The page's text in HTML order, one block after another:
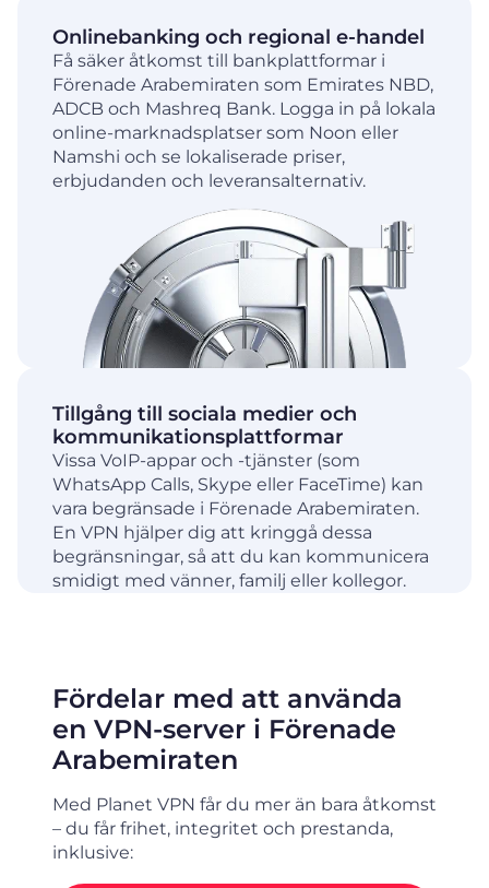
Onlinebanking och regional e-handel
Få säker åtkomst till bankplattformar i
Förenade Arabemiraten som Emirates NBD,
ADCB och Mashreq Bank. Logga in på lokala
online-marknadsplatser som Noon eller
Namshi och se lokaliserade priser,
erbjudanden och leveransalternativ.
Tillgång till sociala medier och
kommunikationsplattformar
Vissa VoIP-appar och -tjänster (som
WhatsApp Calls, Skype eller FaceTime) kan
vara begränsade i Förenade Arabemiraten.
En VPN hjälper dig att kringgå dessa
begränsningar, så att du kan kommunicera
smidigt med vänner, familj eller kollegor.
Fördelar med att använda
en VPN-server i Förenade
Arabemiraten
Med Planet VPN får du mer än bara åtkomst
– du får frihet, integritet och prestanda,
inklusive: